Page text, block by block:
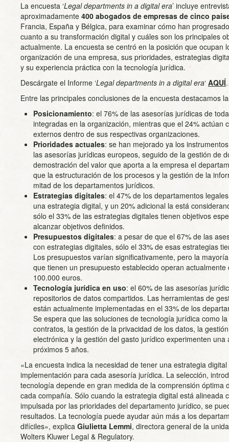
La encuesta ‘Legal departments in a digital era’ incluye
aproximadamente 400 abogados de empresas de cinco
Francia, España y Bélgica, para examinar cómo han
cuanto a su transformación digital y cuáles son los principales
actualmente. La encuesta se centró en la posición que ocupan
organización de una empresa, sus prioridades, estrategias
y su experiencia práctica con la tecnología jurídica.
Descárgate el Informe ‘Legal departments in a digital era‘ AQUÍ.
Entre las principales conclusiones de la encuesta destacamos
Posicionamiento: el 76% de las asesorías jurídicas de
integradas en la organización, mientras que el 24% actúan
externos dentro de sus respectivas organizaciones.
Prioridades actuales: se han mejorado ya los
las asesorías jurídicas europeos, seguido de la gestión de
demostración del valor que aporta a la empresa el
que la estructuración de los procesos y la gestión de la
mitad de los departamentos jurídicos.
Estrategias digitales: el 47% de los departamentos
una estrategia digital, y un 20% adicional la está
sólo el 33% de las estrategias digitales tienen objetivos
alcanzar objetivos definidos.
Presupuestos digitales: a pesar de que el 67% de las
con estrategias digitales, sólo el 33% de esas estrategias
Los presupuestos varían significativamente, pero la
que tienen un presupuesto establecido operan
100.000 euros.
Tecnología jurídica en uso: el 60% de las asesorías
repositorios de datos compartidos. Las herramientas de
están actualmente implementadas en el 33% de los
Se espera que las soluciones de tecnología jurídica como
contratos, la gestión de la privacidad de los datos, la
electrónica y la gestión del gasto jurídico experimenten
próximos 5 años.
«La encuesta indica la necesidad de tener una estrategia
implementación para cada asesoría jurídica. La selección,
tecnología depende en gran medida de la comprensión óptima
cada compañía. Sólo cuando la estrategia digital está alineada
impulsada por las prioridades del departamento jurídico, se
resultados. La tecnología puede ayudar aún más a los
difíciles», explica Giulietta Lemmi, directora general de la
Wolters Kluwer Legal & Regulatory.